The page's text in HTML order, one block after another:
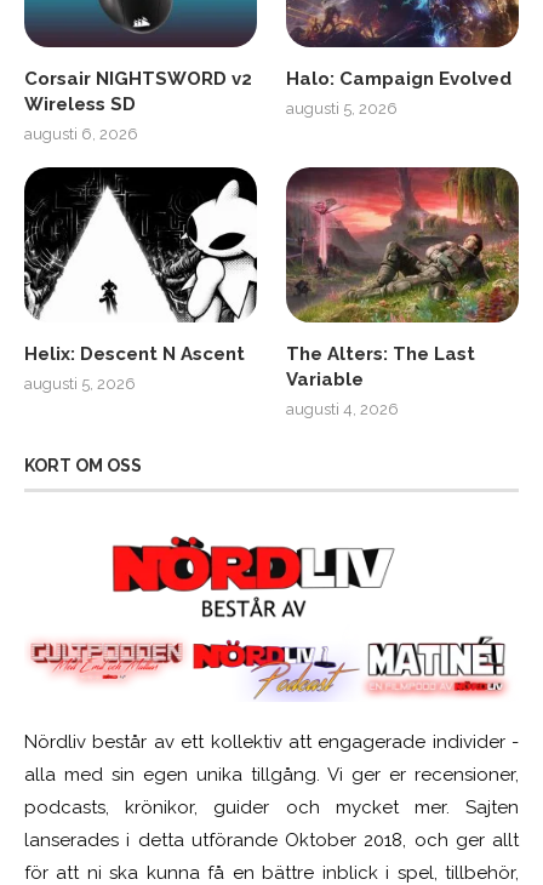
Corsair NIGHTSWORD v2
Wireless SD
augusti 6, 2026
Halo: Campaign Evolved
augusti 5, 2026
Helix: Descent N Ascent
augusti 5, 2026
The Alters: The Last
Variable
augusti 4, 2026
KORT OM OSS
Nördliv består av ett kollektiv att engagerade individer -
alla med sin egen unika tillgång. Vi ger er recensioner,
podcasts, krönikor, guider och mycket mer. Sajten
lanserades i detta utförande Oktober 2018, och ger allt
för att ni ska kunna få en bättre inblick i spel, tillbehör,